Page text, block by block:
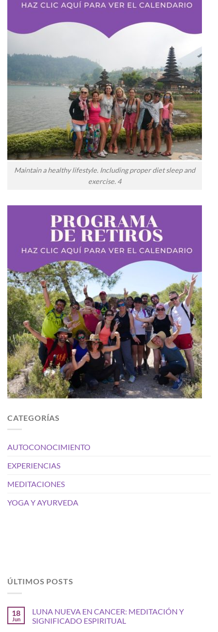
Maintain a healthy lifestyle. Including proper diet sleep and
exercise. 4
CATEGORÍAS
AUTOCONOCIMIENTO
EXPERIENCIAS
MEDITACIONES
YOGA Y AYURVEDA
ÚLTIMOS POSTS
18
Jun
LUNA NUEVA EN CANCER: MEDITACIÓN Y
SIGNIFICADO ESPIRITUAL